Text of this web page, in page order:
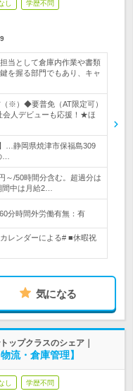
し 学歴不問
当として倉庫内作業や書類
を握る部門でもあり、キャ
※）◆要普免（AT限定可）
人デビューも応援！★ほ
…静岡県焼津市保福島309
…
～/50時間分含む。超過分は
中は月給2…
分時間外労働有無：有
レンダーによる# ■休暇祝
気になる
ップクラスのシェア｜
流・倉庫管理】
し 学歴不問